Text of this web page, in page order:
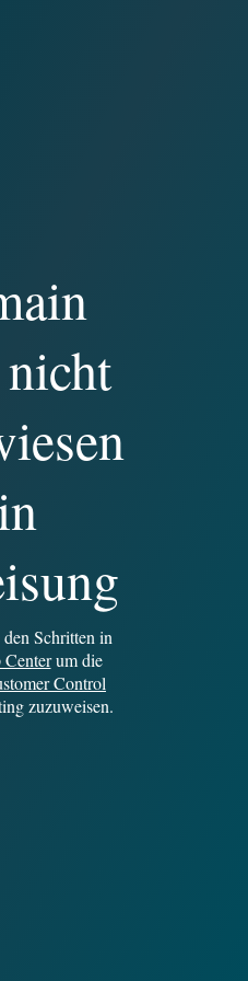
Schritten in
um die
Control
zuzuweisen.